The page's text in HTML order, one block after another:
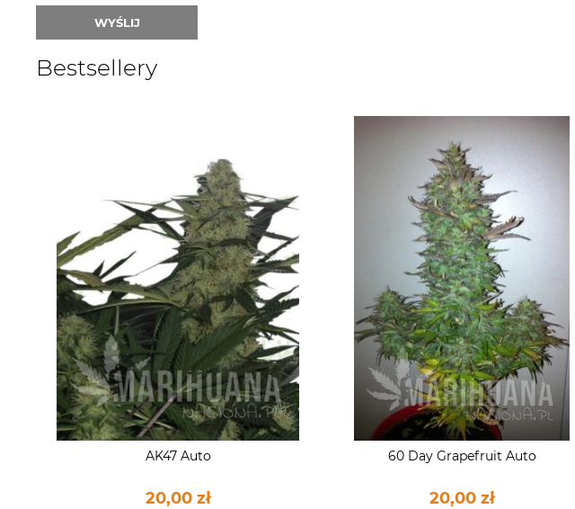
WYŚLIJ
Bestsellery
AK47 Auto
20,00 zł
60 Day Grapefruit Auto
20,00 zł